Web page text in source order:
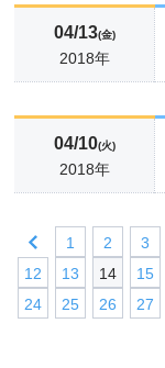
04/13(金)
2018年
04/10(火)
2018年
1 2 3
12
13 14 15
24
25 26 27